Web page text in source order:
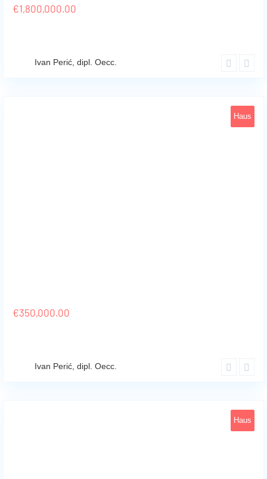
€1,800,000.00
Ivan Perić, dipl. Oecc.
Haus
€350,000.00
Ivan Perić, dipl. Oecc.
Haus